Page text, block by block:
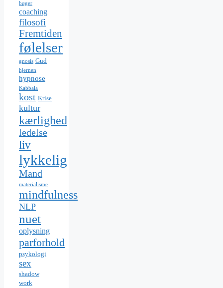
bøger
coaching
filosofi
Fremtiden
følelser
gnosis Gud
hjernen
hypnose
Kabbala
kost Krise
kultur
kærlighed
ledelse
liv
lykkelig
Mand
materialisme
mindfulness
NLP
nuet
oplysning
parforhold
psykologi
sex
shadow
work